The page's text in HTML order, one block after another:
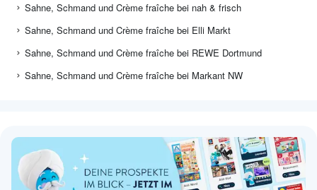
Sahne, Schmand und Crème fraîche bei nah & frisch
Sahne, Schmand und Crème fraîche bei Elli Markt
Sahne, Schmand und Crème fraîche bei REWE Dortmund
Sahne, Schmand und Crème fraîche bei Markant NW